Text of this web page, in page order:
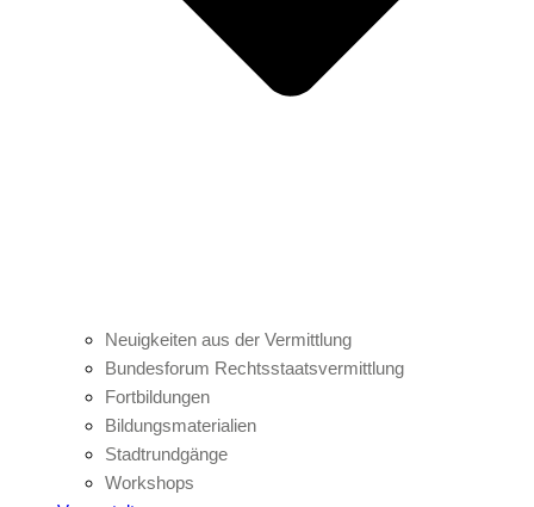
Neuigkeiten aus der Vermittlung
Bundesforum Rechtsstaatsvermittlung
Fortbildungen
Bildungsmaterialien
Stadtrundgänge
Workshops